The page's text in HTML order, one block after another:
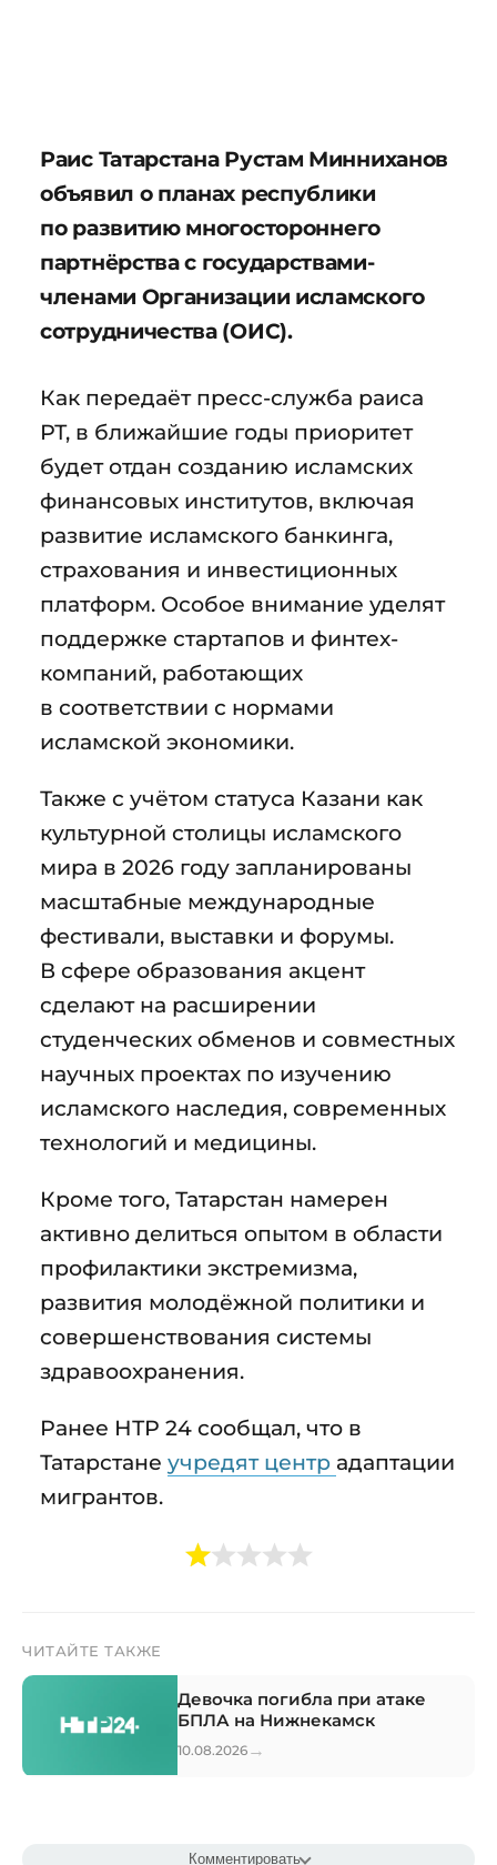
Раис Татарстана Рустам Минниханов
объявил о планах республики
по развитию многостороннего
партнёрства с государствами-
членами Организации исламского
сотрудничества (ОИС).
Как передаёт пресс-служба раиса
РТ, в ближайшие годы приоритет
будет отдан созданию исламских
финансовых институтов, включая
развитие исламского банкинга,
страхования и инвестиционных
платформ. Особое внимание уделят
поддержке стартапов и финтех-
компаний, работающих
в соответствии с нормами
исламской экономики.
Также с учётом статуса Казани как
культурной столицы исламского
мира в 2026 году запланированы
масштабные международные
фестивали, выставки и форумы.
В сфере образования акцент
сделают на расширении
студенческих обменов и совместных
научных проектах по изучению
исламского наследия, современных
технологий и медицины.
Кроме того, Татарстан намерен
активно делиться опытом в области
профилактики экстремизма,
развития молодёжной политики и
совершенствования системы
здравоохранения.
Ранее НТР 24 сообщал, что в
Татарстане учредят центр адаптации
мигрантов.
ЧИТАЙТЕ ТАКЖЕ
Девочка погибла при атаке
БПЛА на Нижнекамск
10.08.2026 →
Комментировать